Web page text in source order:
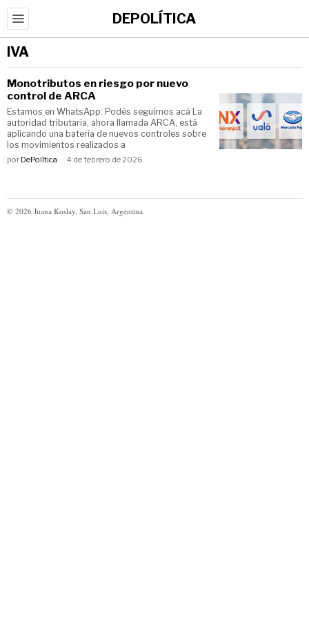
DEPOLÍTICA
IVA
Monotributos en riesgo por nuevo
control de ARCA
Estamos en WhatsApp: Podés seguirnos acá La
autoridad tributaria, ahora llamada ARCA, está
aplicando una batería de nuevos controles sobre
los movimientos realizados a
por DePolítica 4 de febrero de 2026
© 2026 Juana Koslay, San Luis, Argentina.